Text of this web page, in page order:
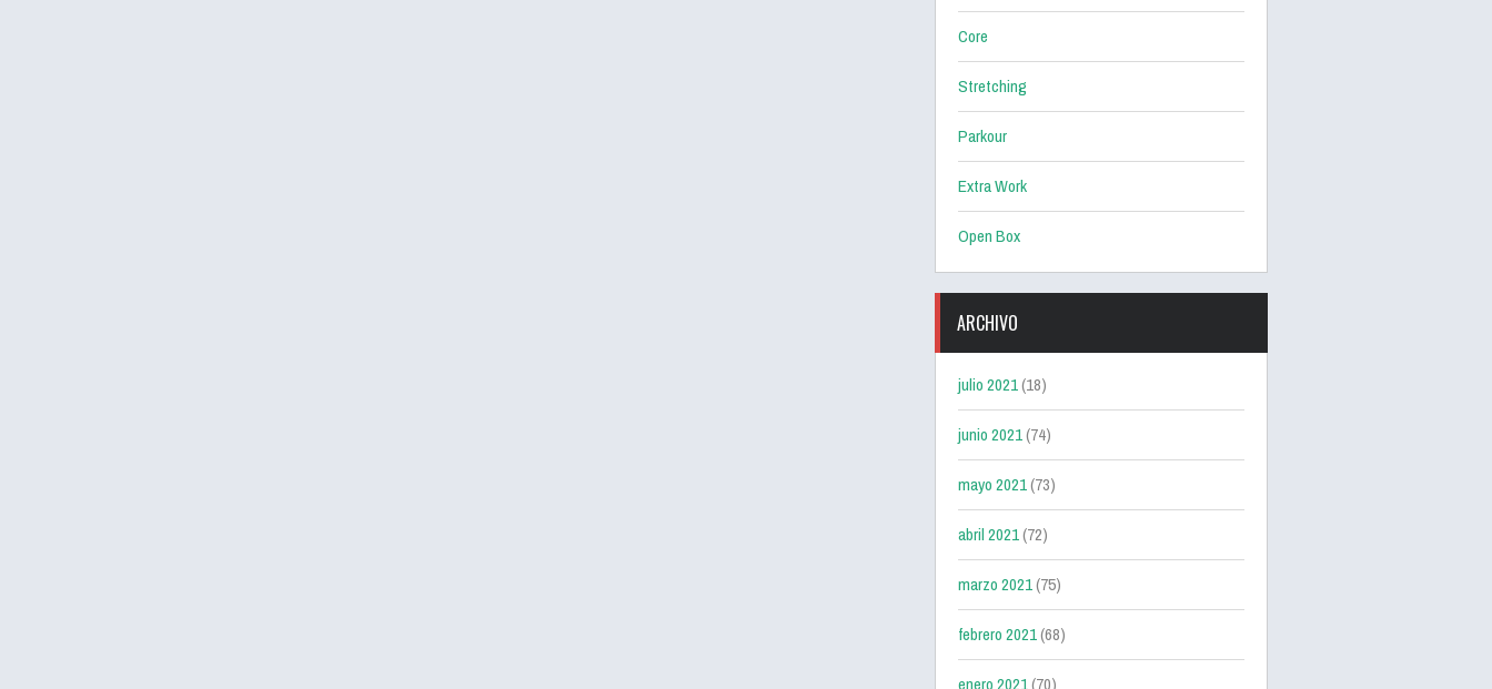
Core
Stretching
Parkour
Extra Work
Open Box
ARCHIVO
julio 2021(18)
junio 2021(74)
mayo 2021(73)
abril 2021(72)
marzo 2021(75)
febrero 2021(68)
enero 2021(70)